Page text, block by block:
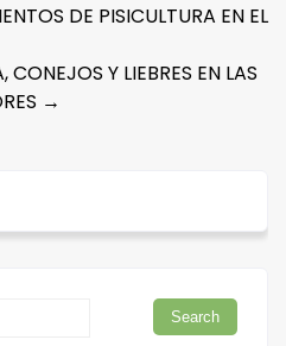
DE PISICULTURA EN EL
Y LIEBRES EN LAS
→